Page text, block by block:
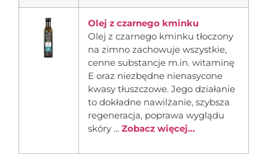
Olej z czarnego kminku
Olej z czarnego kminku tłoczony
na zimno zachowuje wszystkie,
cenne substancje m.in. witaminę
E oraz niezbędne nienasycone
kwasy tłuszczowe. Jego działanie
to dokładne nawilżanie, szybsza
regeneracja, poprawa wyglądu
skóry ...Zobacz więcej...